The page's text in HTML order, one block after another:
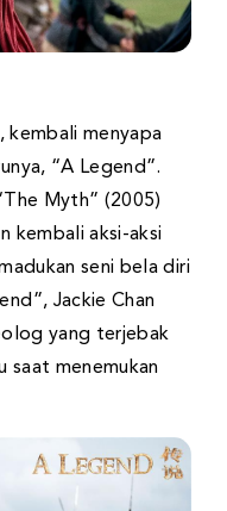
kembali menyapa
“A Legend”.
Myth” (2005)
kembali aksi-aksi
seni bela diri
Jackie Chan
yang terjebak
saat menemukan